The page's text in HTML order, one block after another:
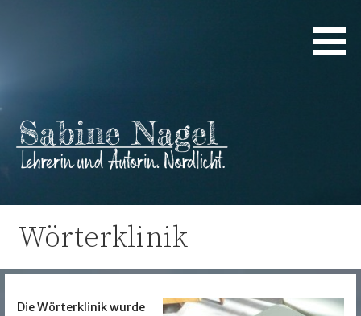
Sabine Nagel
Wörterklinik
Die Wörterklinik wurde